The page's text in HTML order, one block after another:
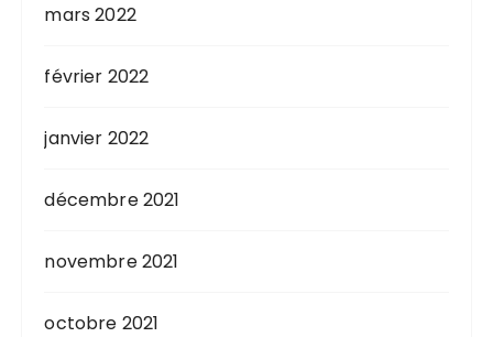
mars 2022
février 2022
janvier 2022
décembre 2021
novembre 2021
octobre 2021